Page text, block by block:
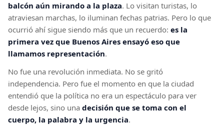
balcón aún mirando a la plaza. Lo visitan turistas, lo
atraviesan marchas, lo iluminan fechas patrias. Pero lo que
ocurrió ahí sigue siendo más que un recuerdo: es la
primera vez que Buenos Aires ensayó eso que
llamamos representación.
No fue una revolución inmediata. No se gritó
independencia. Pero fue el momento en que la ciudad
entendió que la política no era un espectáculo para ver
desde lejos, sino una decisión que se toma con el
cuerpo, la palabra y la urgencia.